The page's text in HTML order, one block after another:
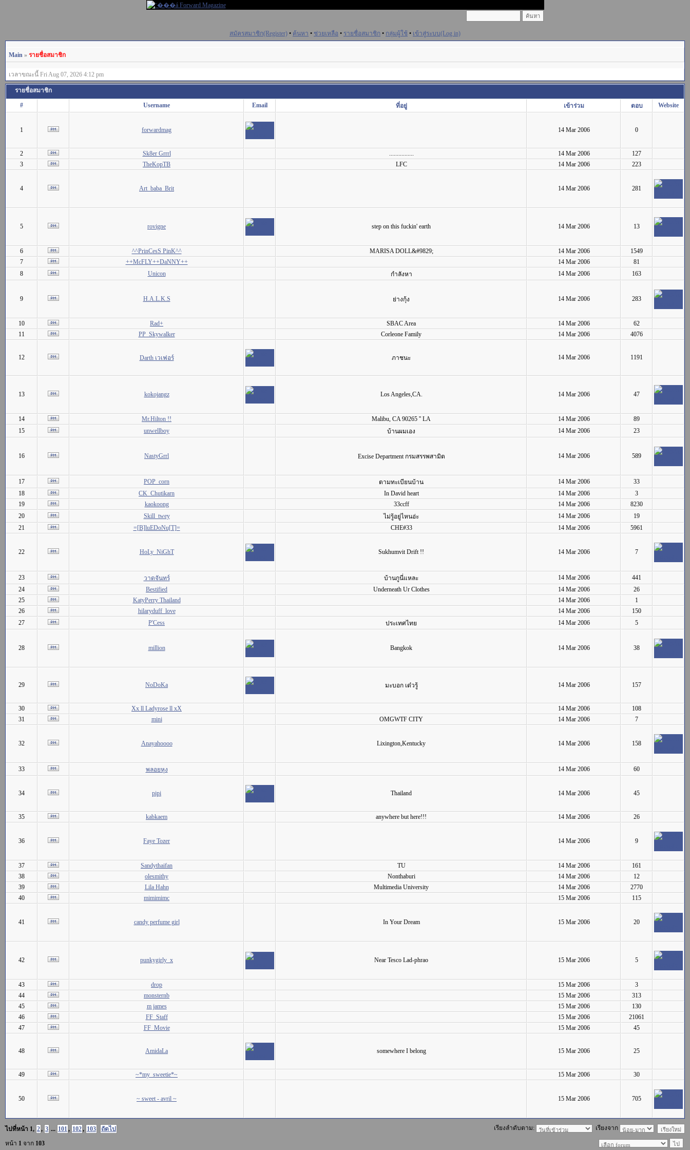
สมัครสมาชิก(Register) • ค้นหา • ช่วยเหลือ • รายชื่อสมาชิก • กลุ่มผู้ใช้ • เข้าสู่ระบบ(Log in)
Main » รายชื่อสมาชิก
เวลาขณะนี้ Fri Aug 07, 2026 4:12 pm
รายชื่อสมาชิก
# Username Email ที่อยู่ เข้าร่วม ตอบ Website
1 forwardmag 14 Mar 2006 0
2 Sk8er Grrrl ................ 14 Mar 2006
127
3
TheKopTB LFC 14 Mar 2006 223
4 Art_baba_Brit 14 Mar 2006 281
5 rovigne step on this fuckin' earth 14 Mar 2006 13
6 ^^PrinCesS PinK^^ MARISA DOLL&#9829; 14 Mar 2006
1549
7
++McFLY++DaNNY++ 14 Mar 2006
81
8
Unicon กำลังหา 14 Mar 2006 163
9 H.A.L.K.S ย่างกุ้ง 14 Mar 2006 283
10 Rad+ SBAC Area 14 Mar 2006
62
11
PP_Skywalker Corleone Family 14 Mar 2006 4076
12 Darth เวเฟอร์ ภาชนะ 14 Mar 2006 1191
13 kokojangz Los Angeles,CA. 14 Mar 2006 47
14 Mr.Hilton !! Malibu, CA 90265 '' LA 14 Mar 2006
89
15
unwellboy บ้านผมเอง 14 Mar 2006 23
16 NastyGrrl Excise Department กรมสรรพสามิต 14 Mar 2006 589
17 POP_corn ตามทะเบียนบ้าน 14 Mar 2006
33
18
CK_Chutikarn In David heart 14 Mar 2006
3
19
kaokoong 33ccff 14 Mar 2006
8230
20
Skill_twey ไม่รู้อยู่ไหนอ่ะ 14 Mar 2006
19
21
=[B]luEDoNu[T]= CHE#33 14 Mar 2006 5961
22 HoLy_NiGhT Sukhumvit Drift !! 14 Mar 2006 7
23 วาดจันทร์ บ้านกูนี่แหละ 14 Mar 2006
441
24
Bestified Underneath Ur Clothes 14 Mar 2006
26
25
KatyPerry Thailand 14 Mar 2006
1
26
hilaryduff_love 14 Mar 2006
150
27
P'Cess ประเทศไทย 14 Mar 2006 5
28 million Bangkok 14 Mar 2006 38
29 NoDoKa มะบอก เด๋วรู้ 14 Mar 2006 157
30 Xx ll Ladyrose ll xX 14 Mar 2006
108
31
mini OMGWTF CITY 14 Mar 2006 7
32 Anayahoooo Lixington,Kentucky 14 Mar 2006 158
33 พลอยหุง 14 Mar 2006 60
34 pipi Thailand 14 Mar 2006 45
35 kabkaem anywhere but here!!! 14 Mar 2006 26
36 Faye Tozer 14 Mar 2006 9
37 Sandythaifan TU 14 Mar 2006
161
38
olesmithy Nonthaburi 14 Mar 2006
12
39
Lila Hahn Multimedia University 14 Mar 2006
2770
40
mimimimc 15 Mar 2006 115
41 candy perfume girl In Your Dream 15 Mar 2006 20
42 punkygirly_x Near Tesco Lad-phrao 15 Mar 2006 5
43 drop 15 Mar 2006
3
44
monsternb 15 Mar 2006
313
45
m james 15 Mar 2006
130
46
FF_Staff 15 Mar 2006
21061
47
FF_Movie 15 Mar 2006 45
48 AmidaLa somewhere I belong 15 Mar 2006 25
49 ~*my_sweetie*~ 15 Mar 2006 30
50 ~ sweet - avril ~ 15 Mar 2006 705
ไปที่หน้า 1, 2, 3 ... 101, 102, 103 ถัดไป เรียงลำดับตาม: เรียงจาก
หน้า 1 จาก 103